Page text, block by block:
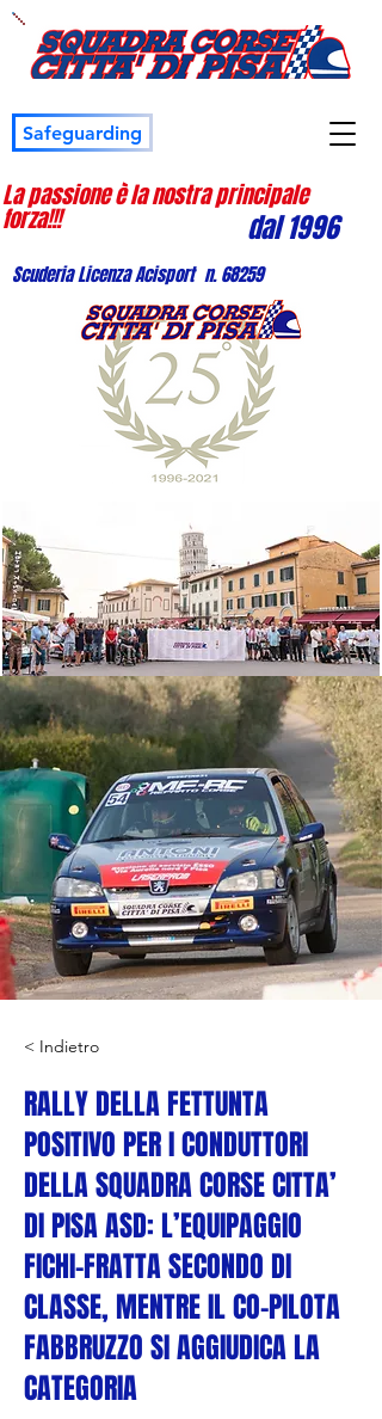
Safeguarding
La passione è la nostra principale
forza!!! dal 1996
Scuderia Licenza Acisport n. 68259
< Indietro
RALLY DELLA FETTUNTA
POSITIVO PER I CONDUTTORI
DELLA SQUADRA CORSE CITTA’
DI PISA ASD: L’EQUIPAGGIO
FICHI-FRATTA SECONDO DI
CLASSE, MENTRE IL CO-PILOTA
FABBRUZZO SI AGGIUDICA LA
CATEGORIA